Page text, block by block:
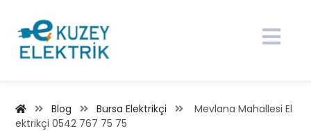
Blog Bursa Elektrikçi
Mevlana Mahallesi El
ektrikçi 0542 767 75 75